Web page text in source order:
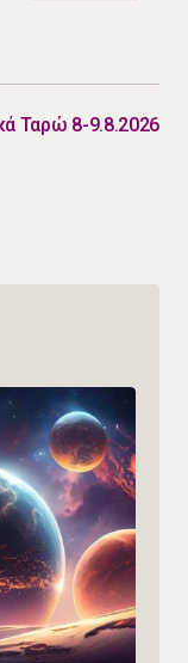
Ταρώ 8-9.8.2026